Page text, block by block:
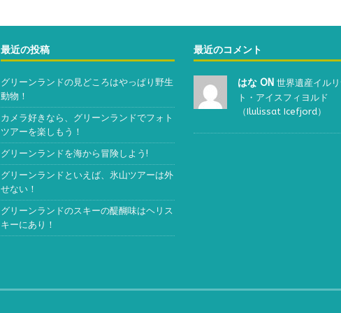
最近の投稿
グリーンランドの見どころはやっぱり野生
動物！
カメラ好きなら、グリーンランドでフォト
ツアーを楽しもう！
グリーンランドを海から冒険しよう!
グリーンランドといえば、氷山ツアーは外
せない！
グリーンランドのスキーの醍醐味はヘリス
キーにあり！
最近のコメント
はな ON世界遺産イル
ト・アイスフィヨルド
（Ilulissat Icefjord）